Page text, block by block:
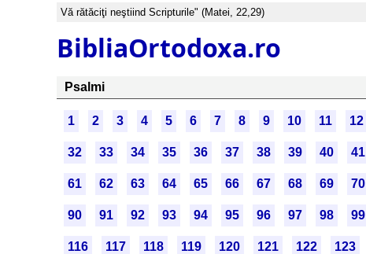
Vă rătăciţi neştiind Scripturile" (Matei, 22,29)
BibliaOrtodoxa.ro
Psalmi
1 2 3 4 5 6 7 8 9 10 11 12
32 33 34 35 36 37 38 39 40 41
61 62 63 64 65 66 67 68 69 70
90 91 92 93 94 95 96 97 98 99
116 117 118 119 120 121 122 123